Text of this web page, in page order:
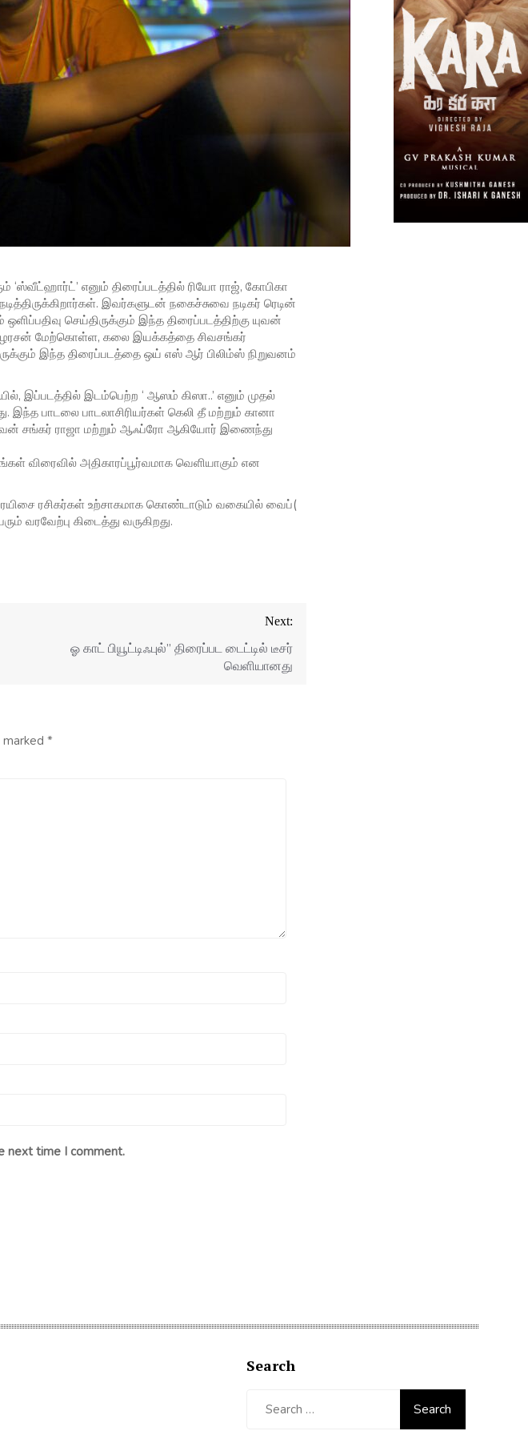
‘ஸ்வீட்ஹார்ட்’ எனும் திரைப்படத்தில் ரியோ ராஜ், கோபிகா
இவர்களுடன் நகைச்சுவை நடிகர் ரெடின்
ஒளிப்பதிவு செய்திருக்கும் இந்த திரைப்படத்திற்கு யுவன்
மேற்கொள்ள, கலை இயக்கத்தை சிவசங்கர்
இந்த திரைப்படத்தை ஒய் எஸ் ஆர் பிலிம்ஸ் நிறுவனம்
இப்படத்தில் இடம்பெற்ற ‘ ஆஸம் கிஸா..’ எனும் முதல்
இந்த பாடலை பாடலாசிரியர்கள் கெலி தீ மற்றும் கானா
சங்கர் ராஜா மற்றும் ஆஃப்ரோ ஆகியோர் இணைந்து
விரைவில் அதிகாரப்பூர்வமாக வெளியாகும் என
ரசிகர்கள் உற்சாகமாக கொண்டாடும் வகையில் வைப்(
வரவேற்பு கிடைத்து வருகிறது.
Next:
ஓ காட் பியூட்டிஃபுல்” திரைப்பட டைட்டில் டீசர்
வெளியானது
*
next time I comment.
Search